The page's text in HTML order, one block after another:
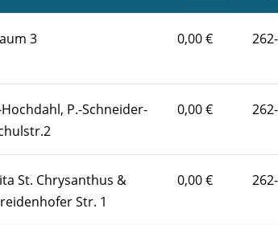
3 0,00 €
P.-Schneider-
0,00 €
St. Chrysanthus &
Str. 1
0,00 €